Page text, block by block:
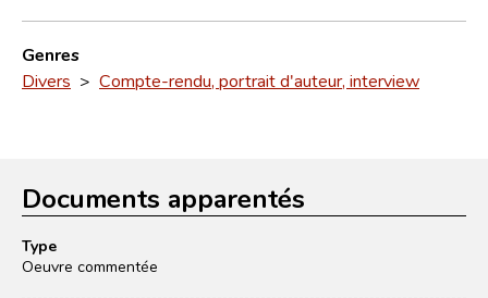
Genres
Divers > Compte-rendu, portrait d'auteur, interview
Documents apparentés
Type
Oeuvre commentée